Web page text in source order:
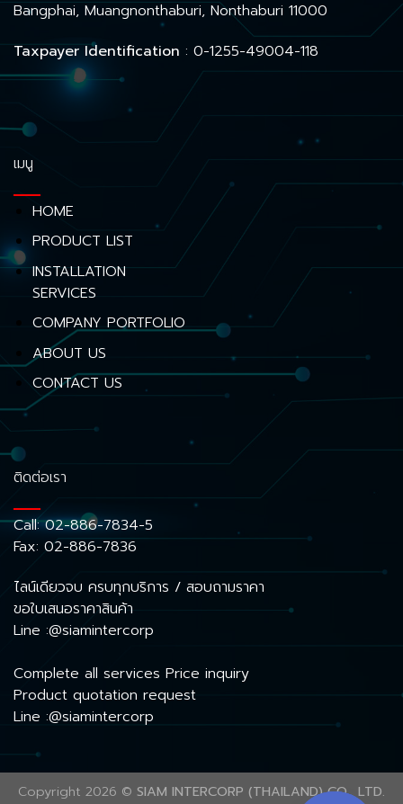
Bangphai, Muangnonthaburi, Nonthaburi 11000
Taxpayer Identification : 0-1255-49004-118
เมนู
HOME
PRODUCT LIST
INSTALLATION
SERVICES
COMPANY PORTFOLIO
ABOUT US
CONTACT US
ติดต่อเรา
Call:02-886-7834-5
Fax: 02-886-7836
ไลน์เดียวจบ ครบทุกบริการ / สอบถามราคา
ขอใบเสนอราคาสินค้า
Line :@siamintercorp
Complete all services Price inquiry
Product quotation request
Line :@siamintercorp
Copyright 2026 © SIAM INTERCORP (THAILAND) CO., LTD.